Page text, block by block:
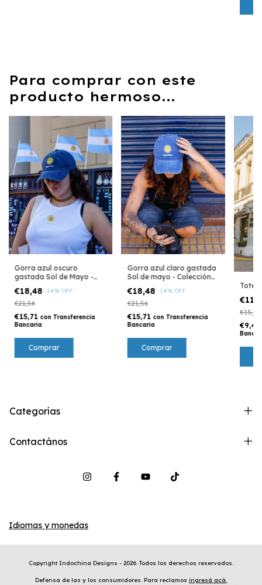
Para comprar con este
producto hermoso...
Gorra azul oscuro
gastada Sol de Mayo -
€18,48 -14% OFF
€21,56
€15,71 con Transferencia
Bancaria
Gorra azul claro gastada
Sol de mayo - Colección
€18,48 -14% OFF
€21,56
€15,71 con Transferencia
Bancaria
€15,40
€9,43
Categorías
Contactános
Idiomas y monedas
Copyright Indochina Designs - 2026. Todos los derechos reservados.
Defensa de las y los consumidores. Para reclamos ingresá acá.